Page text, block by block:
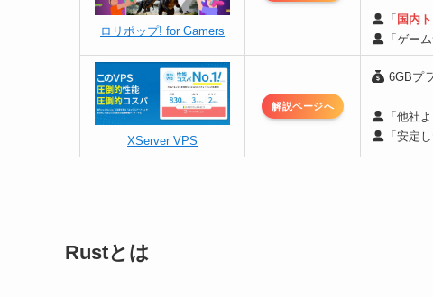
ロリポップ! for Gamers
「 国内
「ゲー
XServer VPS
解説ページへ
6GBプ
「他社
「安定
Rustとは